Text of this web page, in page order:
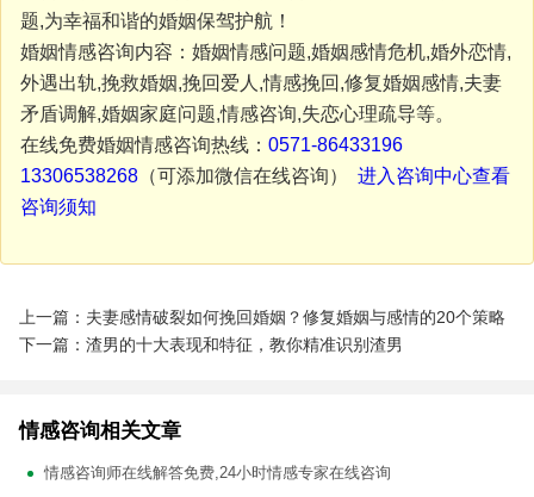
题,为幸福和谐的婚姻保驾护航！
婚姻情感咨询内容：婚姻情感问题,婚姻感情危机,婚外恋情,
外遇出轨,挽救婚姻,挽回爱人,情感挽回,修复婚姻感情,夫妻
矛盾调解,婚姻家庭问题,情感咨询,失恋心理疏导等。
在线免费婚姻情感咨询热线： 0571-86433196
13306538268（可添加微信在线咨询） 进入咨询中心查看
咨询须知
上一篇：夫妻感情破裂如何挽回婚姻？修复婚姻与感情的20个策略
下一篇：渣男的十大表现和特征，教你精准识别渣男
情感咨询相关文章
情感咨询师在线解答免费,24小时情感专家在线咨询